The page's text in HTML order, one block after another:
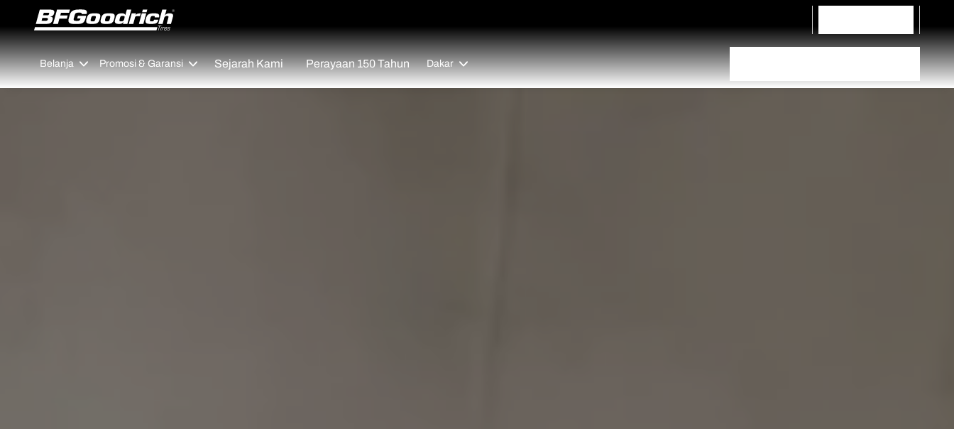
Go to page content
Go to page navigation
Belanja Promosi & Garansi Sejarah Kami Perayaan 150 Tahun Dakar